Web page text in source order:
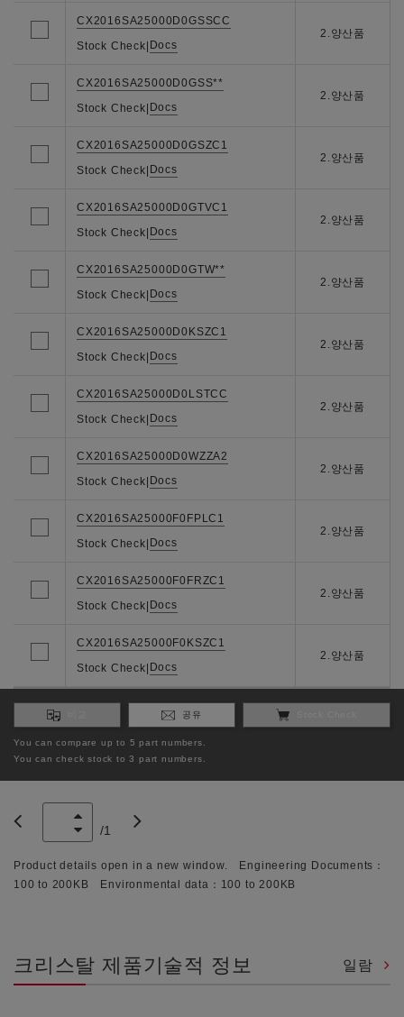
CX2016SA25000D0GSSCC
Stock Check| Docs
2.양산품
CX2016SA25000D0GSS**
Stock Check| Docs
2.양산품
CX2016SA25000D0GSZC1
Stock Check| Docs
2.양산품
CX2016SA25000D0GTVC1
Stock Check| Docs
2.양산품
CX2016SA25000D0GTW**
Stock Check| Docs
2.양산품
CX2016SA25000D0KSZC1
Stock Check| Docs
2.양산품
CX2016SA25000D0LSTCC
Stock Check| Docs
2.양산품
CX2016SA25000D0WZZA2
Stock Check| Docs
2.양산품
CX2016SA25000F0FPLC1
Stock Check| Docs
2.양산품
CX2016SA25000F0FRZC1
Stock Check| Docs
2.양산품
CX2016SA25000F0KSZC1
Stock Check| Docs
2.양산품
공유
You can compare up to 5 part numbers.
You can check stock to 3 part numbers.
/1
Product details open in a new window. Engineering Documents：
100 to 200KB Environmental data：100 to 200KB
크리스탈 제품기술적 정보 일람